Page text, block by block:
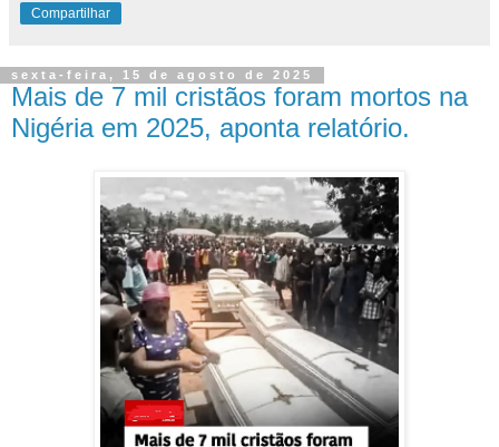
Compartilhar
sexta-feira, 15 de agosto de 2025
Mais de 7 mil cristãos foram mortos na
Nigéria em 2025, aponta relatório.